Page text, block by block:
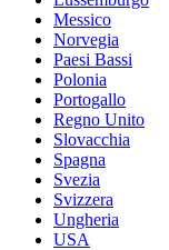
Messico
Norvegia
Paesi Bassi
Polonia
Portogallo
Regno Unito
Slovacchia
Spagna
Svezia
Svizzera
Ungheria
USA